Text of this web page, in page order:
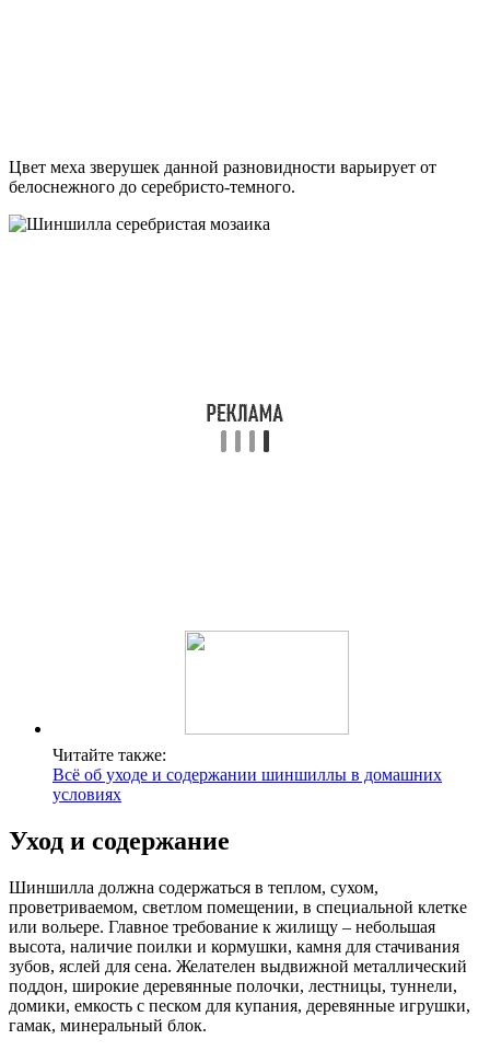
Цвет меха зверушек данной разновидности варьирует от
белоснежного до серебристо-темного.
Читайте также:
Всё об уходе и содержании шиншиллы в домашних
условиях
Уход и содержание
Шиншилла должна содержаться в теплом, сухом,
проветриваемом, светлом помещении, в специальной клетке
или вольере. Главное требование к жилищу – небольшая
высота, наличие поилки и кормушки, камня для стачивания
зубов, яслей для сена. Желателен выдвижной металлический
поддон, широкие деревянные полочки, лестницы, туннели,
домики, емкость с песком для купания, деревянные игрушки,
гамак, минеральный блок.